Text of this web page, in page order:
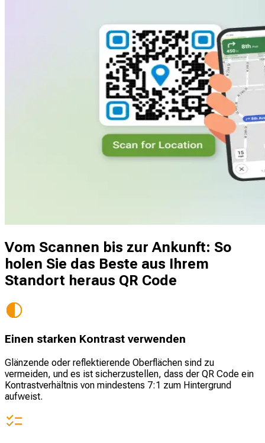
Vom Scannen bis zur Ankunft: So
holen Sie das Beste aus Ihrem
Standort heraus QR Code
Einen starken Kontrast verwenden
Glänzende oder reflektierende Oberflächen sind zu
vermeiden, und es ist sicherzustellen, dass der QR Code ein
Kontrastverhältnis von mindestens 7:1 zum Hintergrund
aufweist.